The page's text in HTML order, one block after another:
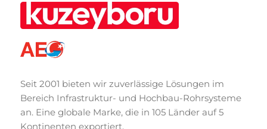
Seit 2001 bieten wir zuverlässige Lösungen im
Bereich Infrastruktur- und Hochbau-Rohrsysteme
an. Eine globale Marke, die in 105 Länder auf 5
Kontinenten exportiert.